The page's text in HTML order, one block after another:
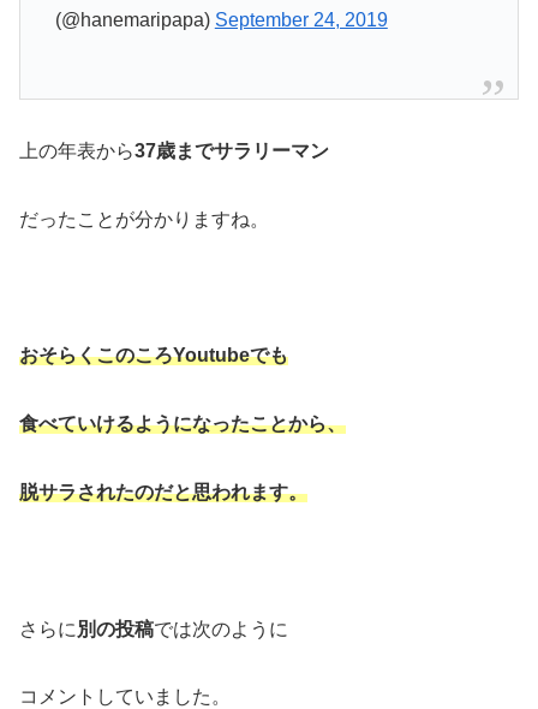
(@hanemaripapa) September 24, 2019
上の年表から37歳までサラリーマン
だったことが分かりますね。
おそらくこのころYoutubeでも
食べていけるようになったことから、
脱サラされたのだと思われます。
さらに 別の投稿では次のように
コメントしていました。